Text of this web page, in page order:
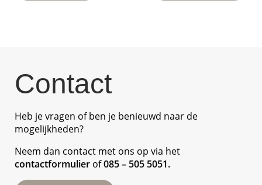
Contact
Heb je vragen of ben je benieuwd naar de
mogelijkheden?
Neem dan contact met ons op via het
contactformulier of085 – 505 5051.